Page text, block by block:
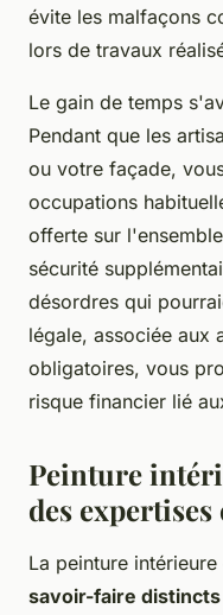
évite les malfaçons
lors de travaux
Le gain de temps
Pendant que les
ou votre façade,
occupations
offerte sur
sécurité
désordres qui
légale, associée aux
obligatoires, vous
risque financier lié
Peinture
des
La peinture
savoir-faire distincts